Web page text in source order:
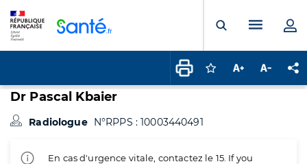
Ouvrir laMenu
Connectez-vous
Augmenter la
Dr Pascal Kbaier
Radiologue N°RPPS : 10003440491
En cas d'urgence vitale, contactez le 15. If you